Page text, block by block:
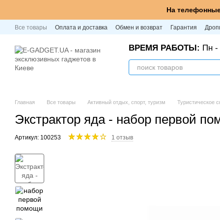
На
Все товары Оплата и доставка Обмен и возврат Гарантия
ВРЕМЯ РАБОТЫ: Пн -
Главная Все товары Активный отдых, спорт, туризм Туристическое
Экстрактор яда - набор первой
Артикул: 100253 1 отзыв